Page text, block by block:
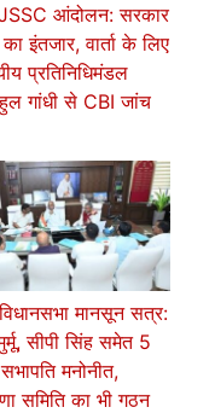
आंदोलन: सरकार
इंतजार, वार्ता के लिए
प्रतिनिधिमंडल
गांधी से CBI जांच
मानसून सत्र:
सीपी सिंह समेत 5
मनोनीत,
समिति का भी गठन